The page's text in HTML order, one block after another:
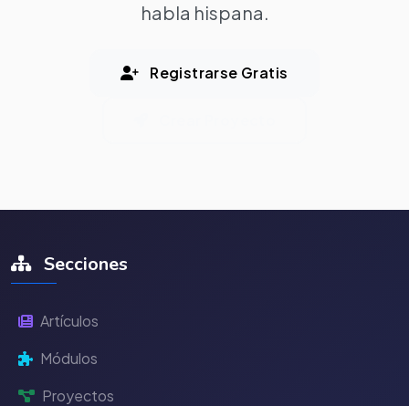
habla hispana.
Registrarse Gratis
Secciones
Artículos
Módulos
Proyectos